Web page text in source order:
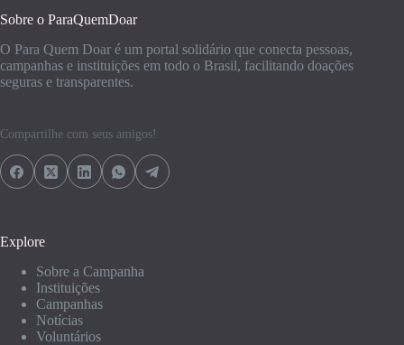
Sobre o ParaQuemDoar
O Para Quem Doar é um portal solidário que conecta pessoas,
campanhas e instituições em todo o Brasil, facilitando doações
seguras e transparentes.
Compartilhe com seus amigos!
Explore
Sobre a Campanha
Instituições
Campanhas
Notícias
Voluntários